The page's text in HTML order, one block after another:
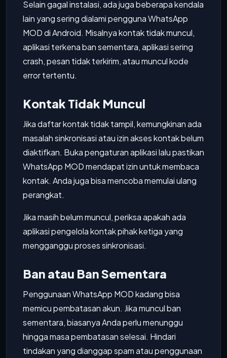
Selain gagal instalasi, ada juga beberapa kendala
lain yang sering dialami pengguna WhatsApp
MOD di Android. Misalnya kontak tidak muncul,
aplikasi terkena ban sementara, aplikasi sering
crash, pesan tidak terkirim, atau muncul kode
error tertentu.
Kontak Tidak Muncul
Jika daftar kontak tidak tampil, kemungkinan ada
masalah sinkronisasi atau izin akses kontak belum
diaktifkan. Buka pengaturan aplikasi lalu pastikan
WhatsApp MOD mendapat izin untuk membaca
kontak. Anda juga bisa mencoba memulai ulang
perangkat.
Jika masih belum muncul, periksa apakah ada
aplikasi pengelola kontak pihak ketiga yang
mengganggu proses sinkronisasi.
Ban atau Ban Sementara
Penggunaan WhatsApp MOD kadang bisa
memicu pembatasan akun. Jika muncul ban
sementara, biasanya Anda perlu menunggu
hingga masa pembatasan selesai. Hindari
tindakan yang dianggap spam atau penggunaan